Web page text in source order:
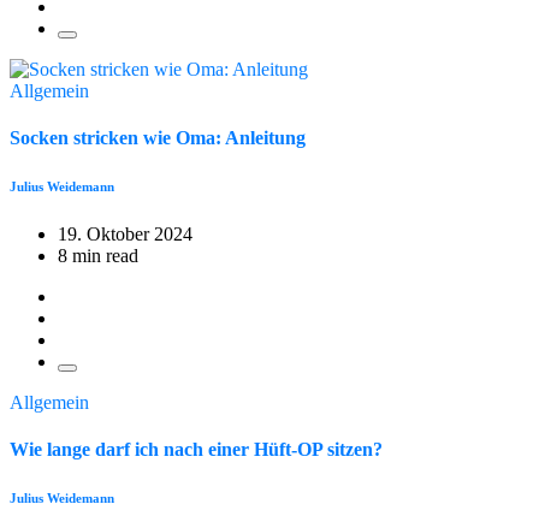
Allgemein
Socken stricken wie Oma: Anleitung
Julius Weidemann
19. Oktober 2024
8 min read
Allgemein
Wie lange darf ich nach einer Hüft-OP sitzen?
Julius Weidemann